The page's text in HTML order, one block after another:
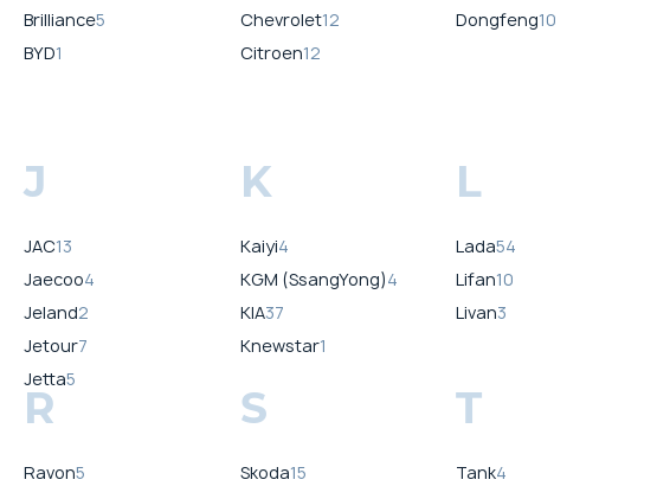
Brilliance5
BYD1
Chevrolet12
Citroen12
Dongfeng10
J
JAC13
Jaecoo4
Jeland2
Jetour7
Jetta5
K
Kaiyi4
KGM (SsangYong)4
KIA37
Knewstar1
L
Lada54
Lifan10
Livan3
R
Ravon5
S
Skoda15
T
Tank4